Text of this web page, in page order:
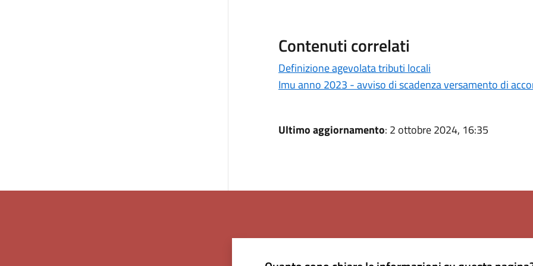
Contenuti correlati
Definizione agevolata tributi locali
Imu anno 2023 - avviso di scadenza versamento di
Ultimo aggiornamento: 2 ottobre 2024, 16:35